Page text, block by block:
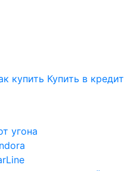
купить Купить в кредит
угона